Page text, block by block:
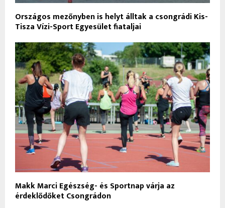
Országos mezőnyben is helyt álltak a csongrádi Kis-
Tisza Vízi-Sport Egyesület fiataljai
Makk Marci Egészség- és Sportnap várja az
érdeklődőket Csongrádon